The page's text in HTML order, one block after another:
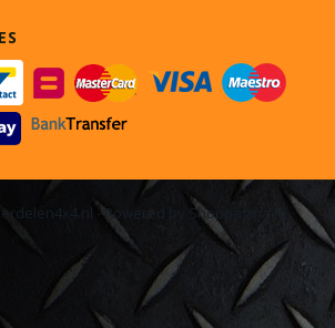
- Powered by Shoppagina.nl